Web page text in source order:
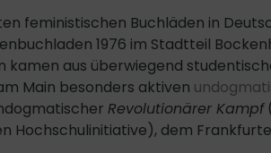
feministischen Buchläden in
1976 im Stadtteil
kamen aus überwiegend
Main besonders aktiven
Revolutionärer Kampf
Hochschulinitiative), dem